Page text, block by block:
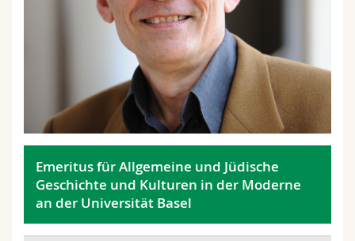
Sciences et médecine
Collaborateurs
Programme des cours
MyUnifr
Emeritus für Allgemeine und Jüdische
Geschichte und Kulturen in der Moderne
an der Universität Basel